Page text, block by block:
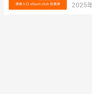
2025